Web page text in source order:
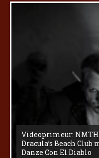
Videoprimeur:
Dracula’s Beach
Danze Con El Diablo